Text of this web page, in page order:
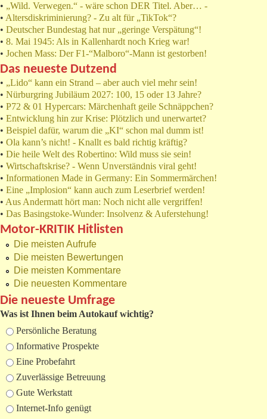
• „Wild. Verwegen.“ - wäre schon DER Titel. Aber… -
• Altersdiskriminierung? - Zu alt für „TikTok“?
• Deutscher Bundestag hat nur „geringe Verspätung“!
• 8. Mai 1945: Als in Kallenhardt noch Krieg war!
• Jochen Mass: Der F1-“Malboro“-Mann ist gestorben!
Das neueste Dutzend
• „Lido“ kann ein Strand – aber auch viel mehr sein!
• Nürburgring Jubiläum 2027: 100, 15 oder 13 Jahre?
• P72 & 01 Hypercars: Märchenhaft geile Schnäppchen?
• Entwicklung hin zur Krise: Plötzlich und unerwartet?
• Beispiel dafür, warum die „KI“ schon mal dumm ist!
• Ola kann’s nicht! - Knallt es bald richtig kräftig?
• Die heile Welt des Robertino: Wild muss sie sein!
• Wirtschaftskrise? - Wenn Unverständnis viral geht!
• Informationen Made in Germany: Ein Sommermärchen!
• Eine „Implosion“ kann auch zum Leserbrief werden!
• Aus Andermatt hört man: Noch nicht alle vergriffen!
• Das Basingstoke-Wunder: Insolvenz & Auferstehung!
Motor-KRITIK Hitlisten
Die meisten Aufrufe
Die meisten Bewertungen
Die meisten Kommentare
Die neuesten Kommentare
Die neueste Umfrage
Was ist Ihnen beim Autokauf wichtig?
Auswahlmöglichkeiten
Persönliche Beratung
Informative Prospekte
Eine Probefahrt
Zuverlässige Betreuung
Gute Werkstatt
Internet-Info genügt